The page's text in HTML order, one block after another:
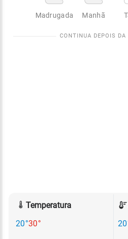
Madrugada Manhã
Temperatura
20°30°